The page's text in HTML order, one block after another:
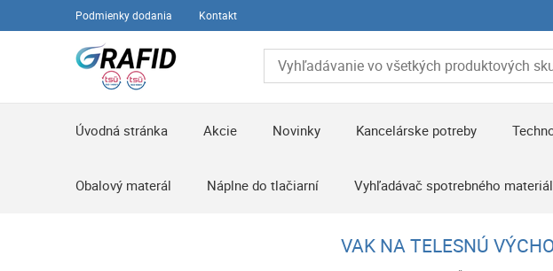
Podmienky dodania Kontakt
Úvodná stránka Akcie Novinky Kancelárske potreby
Obalový materál Náplne do tlačiarní Vyhľadávač spotrebného
VAK NA TELESNÚ